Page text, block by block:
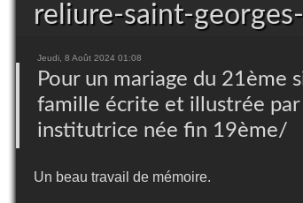
reliure-saint-
Jeudi, 8 Août 2024 01:08
Pour un mariage du 21ème
famille écrite et illustrée
institutrice née fin 19ème/
Un beau travail de mémoire.